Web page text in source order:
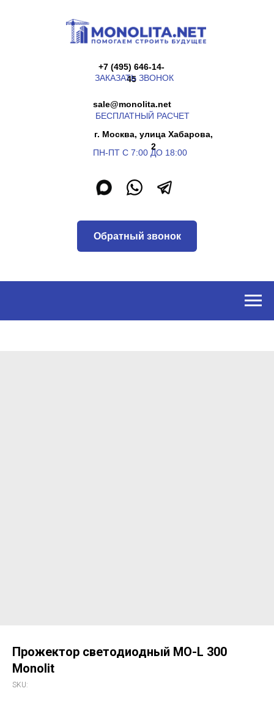
г. Москва, улица Хабарова,
ПН-ПТ С 7:00 ДО 18:00
45
ЗАКАЗАТЬ ЗВОНОК
БЕСПЛАТНЫЙ РАСЧЕТ
Прожектор светодиодный MO-L 300
Monolit
SKU: